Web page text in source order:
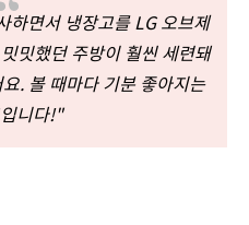
하면서 냉장고를 LG 오브제
밋했던 주방이 훨씬 세련돼
. 볼 때마다 기분 좋아지는
니다!"